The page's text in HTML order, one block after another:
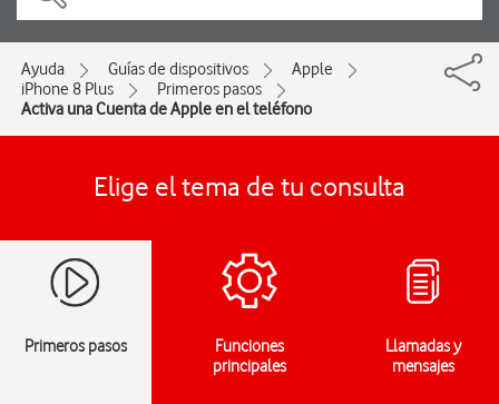
Ayuda Guías de dispositivos
Apple
iPhone 8 Plus
Primeros pasos
Activa una Cuenta de Apple en el teléfono
Elige el tema de tu consulta
Primeros pasos
Funciones
principales
Llamadas y
mensajes